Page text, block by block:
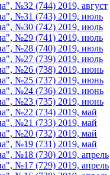
№32 (744) 2019, август
№31 (743) 2019, июль
№30 (742) 2019, июль
№29 (741) 2019, июль
№28 (740) 2019, июль
№27 (739) 2019, июль
№26 (738) 2019, июнь
№25 (737) 2019, июнь
№24 (736) 2019, июнь
№23 (735) 2019, июнь
№22 (734) 2019, май
№21 (733) 2019, май
№20 (732) 2019, май
№19 (731) 2019, май
№18 (730) 2019, апрель
№17 (729) 2019, апрель